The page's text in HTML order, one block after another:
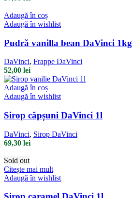
Adaugă în coș
Adaugă în wishlist
Pudră vanilla bean DaVinci 1kg
DaVinci, Frappe DaVinci
52,00 lei
Adaugă în coș
Adaugă în wishlist
Sirop căpșuni DaVinci 1l
DaVinci, Sirop DaVinci
69,30 lei
Sold out
Citește mai mult
Adaugă în wishlist